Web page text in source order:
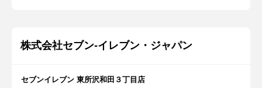
株式会社セブン-イレブン・ジャパン
セブンイレブン 東所沢和田３丁目店